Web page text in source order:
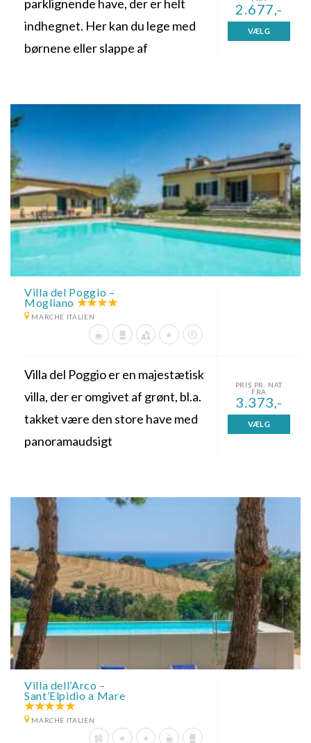
parklignende have, der er helt
indhegnet. Her kan du lege med
børnene eller slappe af
2.677,-
VÆLG
Villa del Poggio –
Mogliano
MARCHE ITALIEN
Villa del Poggio er en majestætisk
villa, der er omgivet af grønt, bl.a.
takket være den store have med
panoramaudsigt
PRIS PR. NAT
FRA
3.373,-
VÆLG
Villa dell’Arco –
Sant’Elpidio a Mare
MARCHE ITALIEN